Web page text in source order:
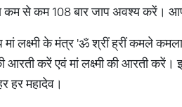
कम से कम 108 बार जाप अवश्‍य करें।
लक्ष्मी के मंत्र 'ॐ श्रीं ह्रीं कमले
आरती करें एवं मां लक्ष्मी की आरती करें।
हर महादेव।